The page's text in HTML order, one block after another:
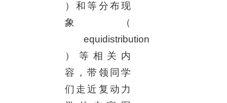
）和等分布现
象（
equidistribution
）等相关内
容，带领同学
们走近复动力